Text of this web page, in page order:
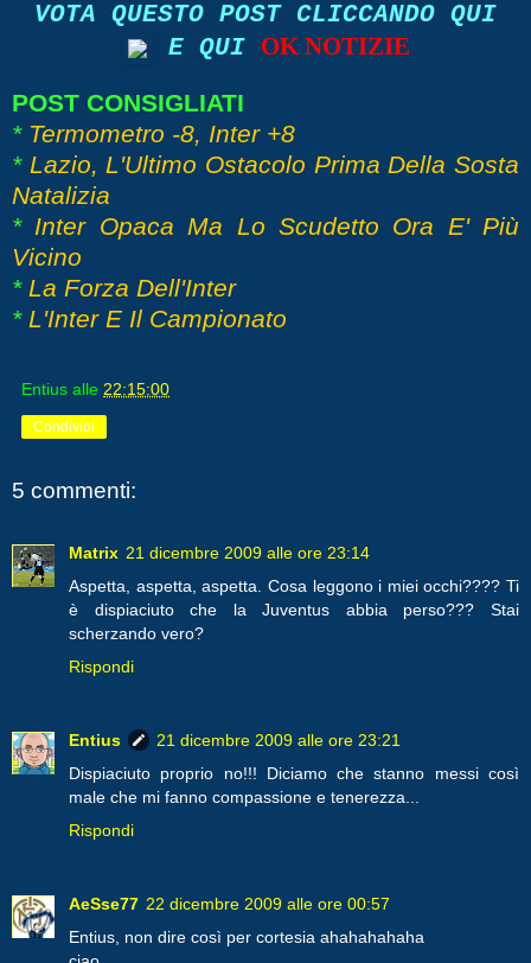
VOTA QUESTO POST CLICCANDO QUI
E QUI
OK NOTIZIE
POST CONSIGLIATI
* Termometro -8, Inter +8
* Lazio, L'Ultimo Ostacolo Prima Della Sosta
Natalizia
* Inter Opaca Ma Lo Scudetto Ora E' Più
Vicino
* La Forza Dell'Inter
* L'Inter E Il Campionato
Entius alle 22:15:00
Condividi
5 commenti:
Matrix 21 dicembre 2009 alle ore 23:14
Aspetta, aspetta, aspetta. Cosa leggono i miei occhi???? Ti
è dispiaciuto che la Juventus abbia perso??? Stai
scherzando vero?
Rispondi
Entius
21 dicembre 2009 alle ore 23:21
Dispiaciuto proprio no!!! Diciamo che stanno messi così
male che mi fanno compassione e tenerezza...
Rispondi
AeSse77 22 dicembre 2009 alle ore 00:57
Entius, non dire così per cortesia ahahahahaha